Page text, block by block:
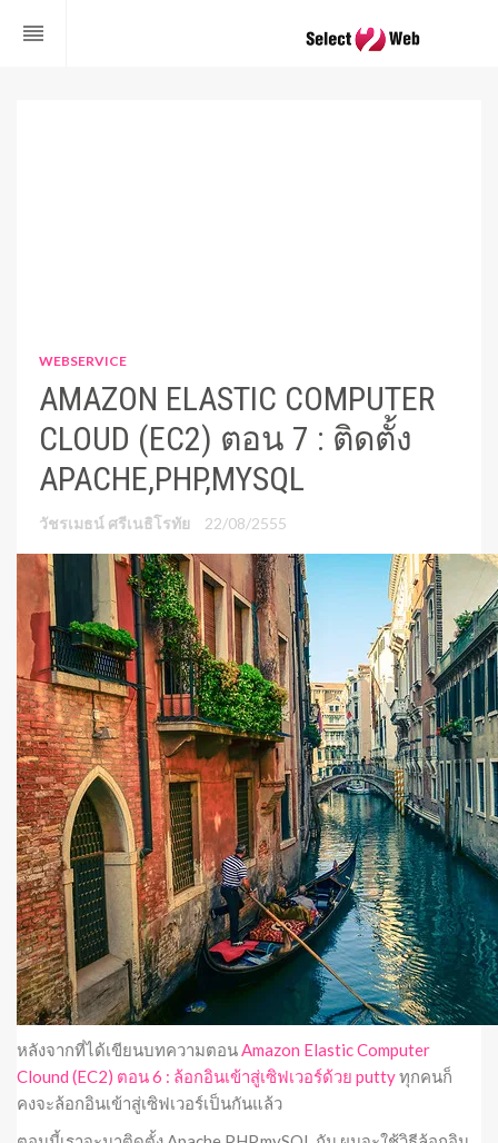
reorder
WEBSERVICE
AMAZON ELASTIC COMPUTER
CLOUD (EC2) ตอน 7 : ติดตั้ง
APACHE,PHP,MYSQL
วัชรเมธน์ ศรีเนธิโรทัย 22/08/2555
หลังจากที่ได้เขียนบทความตอนAmazon Elastic Computer
Clound (EC2) ตอน 6 : ล้อกอินเข้าสู่เซิฟเวอร์ด้วย puttyทุกคนก็
คงจะล้อกอินเข้าสู่เซิฟเวอร์เป็นกันแล้ว